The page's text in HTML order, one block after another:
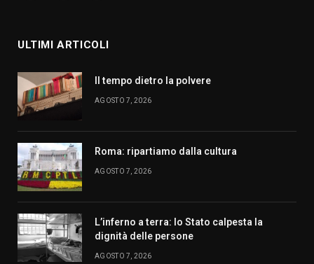
ULTIMI ARTICOLI
Il tempo dietro la polvere
AGOSTO 7, 2026
Roma: ripartiamo dalla cultura
AGOSTO 7, 2026
L’inferno a terra: lo Stato calpesta la
dignità delle persone
AGOSTO 7, 2026